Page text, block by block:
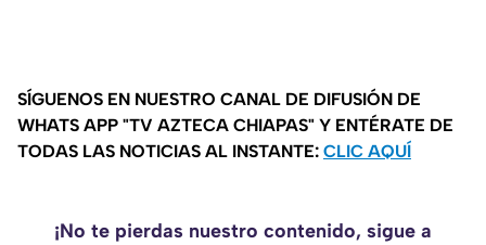
SÍGUENOS EN NUESTRO CANAL DE DIFUSIÓN DE
WHATS APP "TV AZTECA CHIAPAS" Y ENTÉRATE DE
TODAS LAS NOTICIAS AL INSTANTE: CLIC AQUÍ
¡No te pierdas nuestro contenido, sigue a